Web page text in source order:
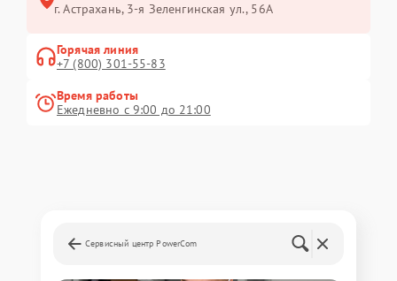
г. Астрахань, 3-я Зеленгинская ул., 56А
Горячая линия
+7 (800) 301-55-83
Время работы
Ежедневно с 9:00 до 21:00
Сервисный центр PowerCom